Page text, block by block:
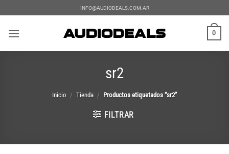
al
contenido
INFO@AUDIODEALS.COM.AR
0
sr2
Inicio / Tienda / Productos etiquetados “sr2”
FILTRAR